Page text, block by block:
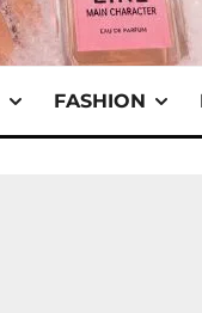
FASHION